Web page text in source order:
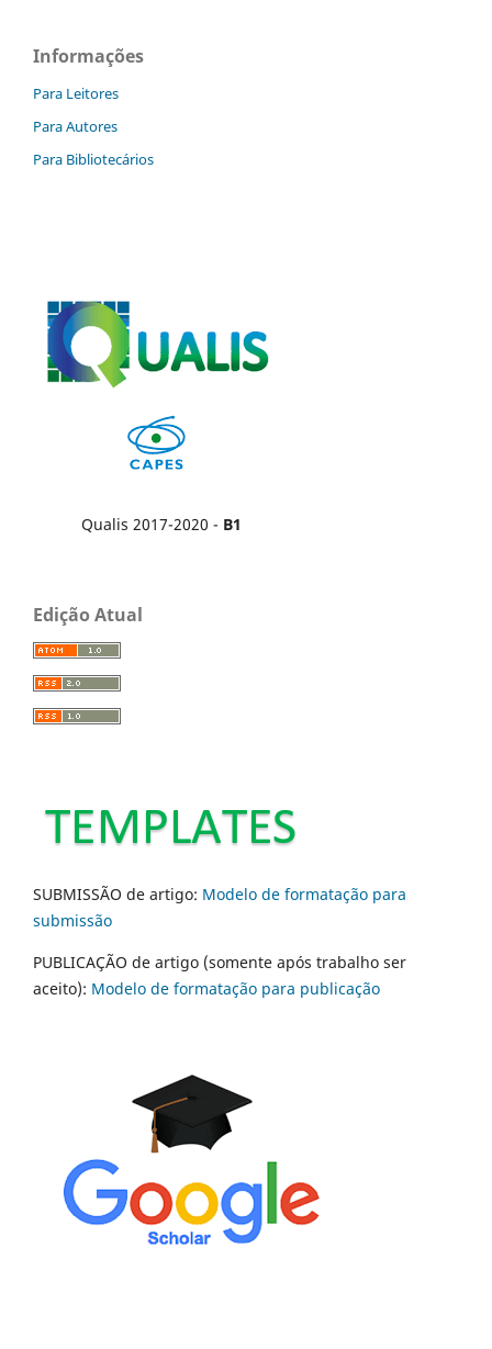
Informações
Para Leitores
Para Autores
Para Bibliotecários
Qualis 2017-2020 - B1
Edição Atual
SUBMISSÃO de artigo: Modelo de formatação para
submissão
PUBLICAÇÃO de artigo (somente após trabalho ser
aceito): Modelo de formatação para publicação